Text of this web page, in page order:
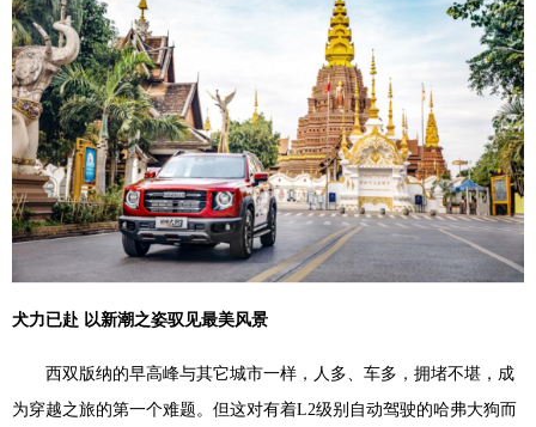
犬力已赴 以新潮之姿驭见最美风景
西双版纳的早高峰与其它城市一样，人多、车多，拥堵不堪，成
为穿越之旅的第一个难题。但这对有着L2级别自动驾驶的哈弗大狗而